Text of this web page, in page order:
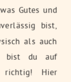
Gutes und
bist,
als auch
bist du auf
richtig! Hier